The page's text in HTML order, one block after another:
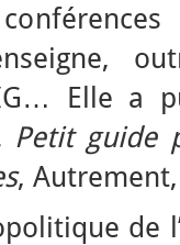
Elle a
Petit guide
,
de